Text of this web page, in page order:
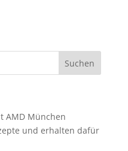
AMD München
und erhalten dafür